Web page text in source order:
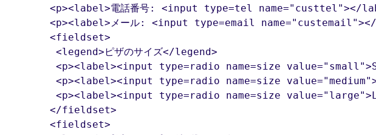
<p><label>電話番号: <input type=tel name="custtel"></
<p><label>メール: <input type=email
<fieldset>
  <legend>ピザのサイズ</legend>
<p><label><input type=radio name=size
<p><label><input type=radio name=size
<p><label><input type=radio name=size
</fieldset>
<fieldset>